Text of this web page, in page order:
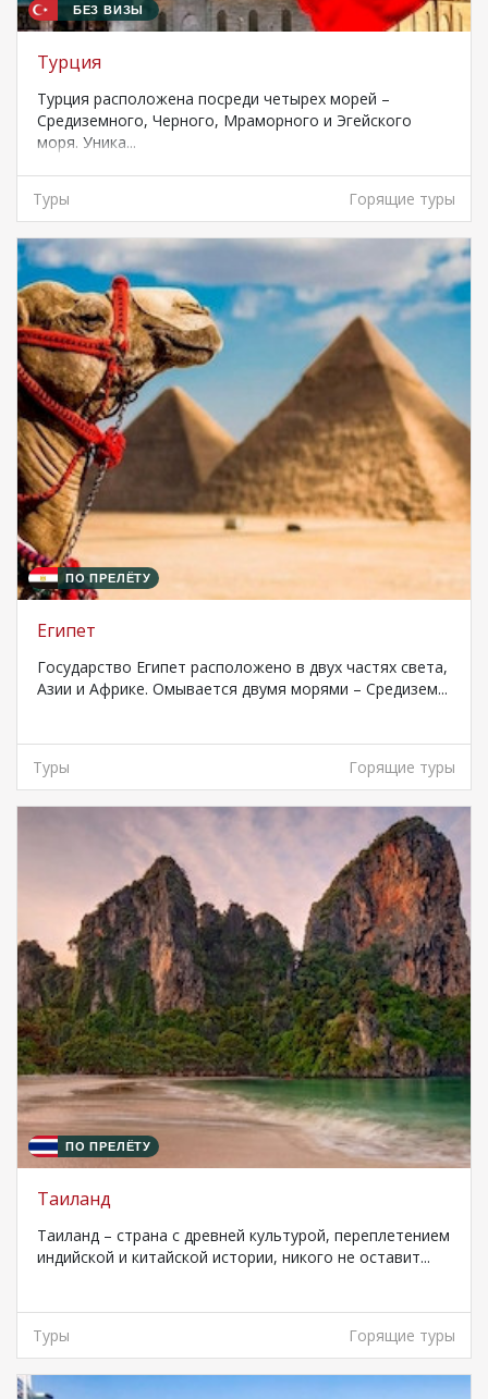
БЕЗ ВИЗЫ
Турция
Турция расположена посреди четырех морей –
Средиземного, Черного, Мраморного и Эгейского
моря. Уника...
Туры Горящие туры
ПО ПРЕЛЁТУ
Египет
Государство Египет расположено в двух частях света,
Азии и Африке. Омывается двумя морями – Средизем...
Туры Горящие туры
ПО ПРЕЛЁТУ
Таиланд
Таиланд – страна с древней культурой, переплетением
индийской и китайской истории, никого не оставит...
Туры Горящие туры